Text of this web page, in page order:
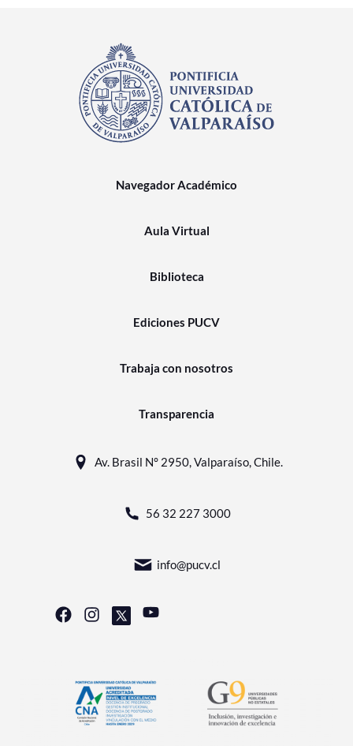
Navegador Académico
Aula Virtual
Biblioteca
Ediciones PUCV
Trabaja con nosotros
Transparencia
Av. Brasil N° 2950, Valparaíso, Chile.
56 32 227 3000
info@pucv.cl